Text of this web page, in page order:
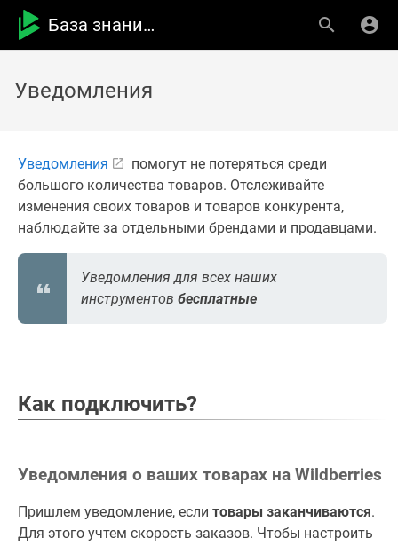
База знаний MPSTATS
Уведомления
Уведомления
помогут не потеряться среди
большого количества товаров. Отслеживайте
изменения своих товаров и товаров конкурента,
наблюдайте за отдельными брендами и продавцами.
Уведомления для всех наших
инструментов бесплатные
Как подключить?
Уведомления о ваших товарах на Wildberries
Пришлем уведомление, если товары заканчиваются.
Для этого учтем скорость заказов. Чтобы настроить